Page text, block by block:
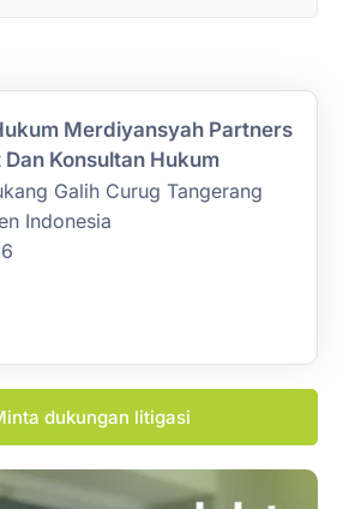
Merdiyansyah Partners
Konsultan Hukum
Galih Curug Tangerang
Indonesia
dukungan litigasi